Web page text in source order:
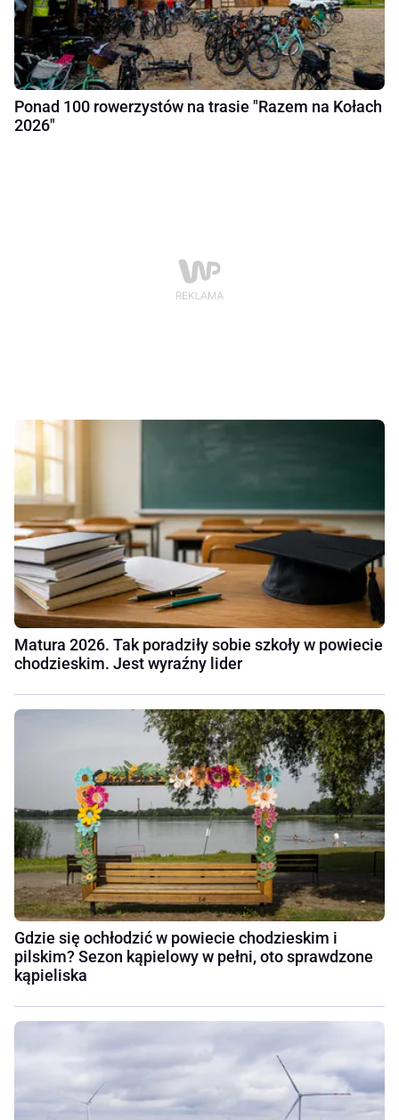
Ponad 100 rowerzystów na trasie "Razem na Kołach
2026"
Matura 2026. Tak poradziły sobie szkoły w powiecie
chodzieskim. Jest wyraźny lider
Gdzie się ochłodzić w powiecie chodzieskim i
pilskim? Sezon kąpielowy w pełni, oto sprawdzone
kąpieliska